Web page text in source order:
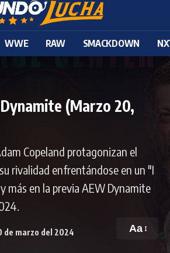
WWE RAW SMACKDOWN
(Marzo 20,
Copeland protagonizan el
rivalidad enfrentándose en un "I
más en la previa AEW Dynamite
de marzo del 2024 Aa